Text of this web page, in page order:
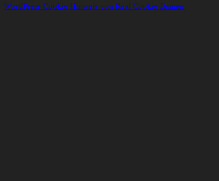
WordPress Cookie Hinweis von Real Cookie Banner